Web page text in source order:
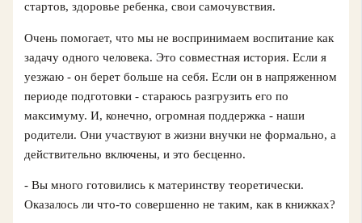
стартов, здоровье ребенка, свои самочувствия.
Очень помогает, что мы не воспринимаем воспитание как
задачу одного человека. Это совместная история. Если я
уезжаю - он берет больше на себя. Если он в напряженном
периоде подготовки - стараюсь разгрузить его по
максимуму. И, конечно, огромная поддержка - наши
родители. Они участвуют в жизни внучки не формально, а
действительно включены, и это бесценно.
- Вы много готовились к материнству теоретически.
Оказалось ли что‑то совершенно не таким, как в книжках?